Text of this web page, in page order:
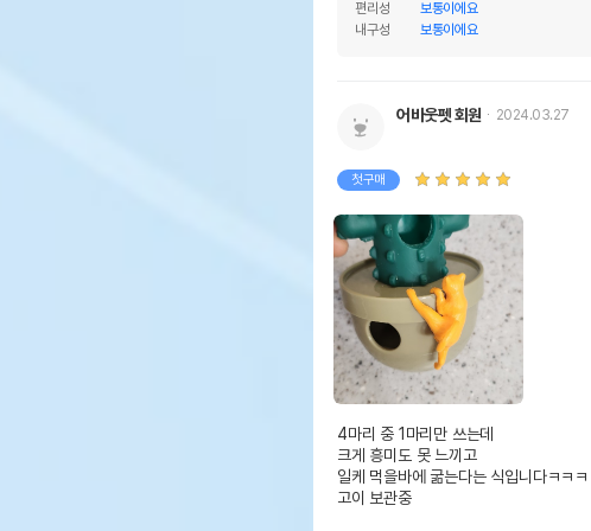
편리성
보통이에요
내구성
보통이에요
어바웃펫 회원 2024.03.27
첫구매
4마리 중 1마리만 쓰는데
크게 흥미도 못 느끼고
일케 먹을바에 굶는다는 식입니다ㅋㅋㅋ
고이 보관중